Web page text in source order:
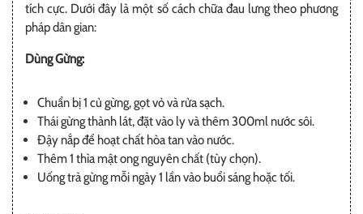
tích cực. Dưới đây là một số cách chữa đau lưng theo phương
pháp dân gian:
Dùng Gừng:
Chuẩn bị 1 củ gừng, gọt vỏ và rửa sạch.
Thái gừng thành lát, đặt vào ly và thêm 300ml nước sôi.
Đậy nắp để hoạt chất hòa tan vào nước.
Thêm 1 thìa mật ong nguyên chất (tùy chọn).
Uống trà gừng mỗi ngày 1 lần vào buổi sáng hoặc tối.